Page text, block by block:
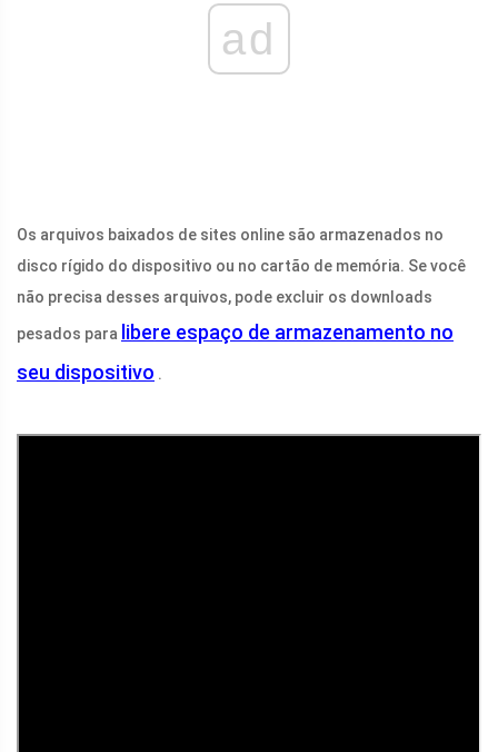
ad
Os arquivos baixados de sites online são armazenados no
disco rígido do dispositivo ou no cartão de memória. Se você
não precisa desses arquivos, pode excluir os downloads
pesados ​​para libere espaço de armazenamento no
seu dispositivo .